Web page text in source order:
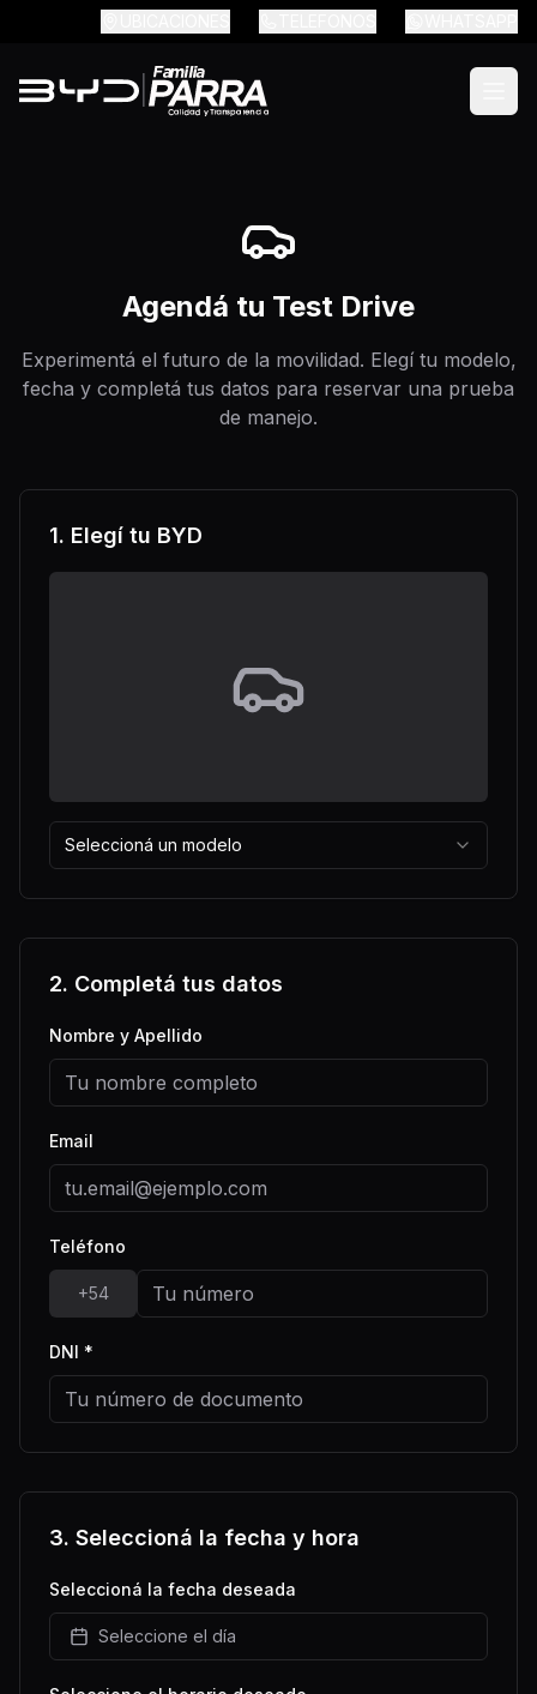
Agendá tu Test Drive
Experimentá el futuro de la movilidad. Elegí tu modelo,
fecha y completá tus datos para reservar una prueba
de manejo.
1. Elegí tu BYD
Seleccioná un modelo
2. Completá tus datos
Nombre y Apellido
Email
Teléfono
+54
DNI *
3. Seleccioná la fecha y hora
Seleccioná la fecha deseada
Seleccione el día